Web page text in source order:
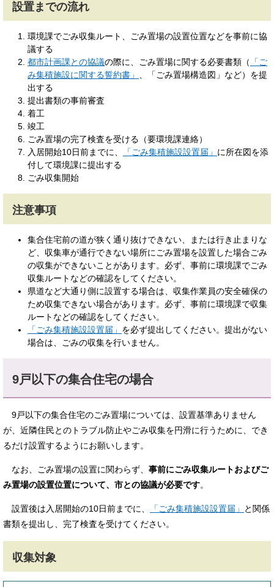
設置までの流れ
環境課でごみ収集ルート、ごみ置場の設置位置などを事前に協
議する
都市計画課との協議の際に、ごみ置場に関する必要書類（
「ご
み集積施設に関する誓約書」
、「ごみ置場構造図」など）を提
出する
提出書類の事前審査
着工
竣工
ごみ置場の完了検査を受ける（要環境課連絡）
入居開始10日前までに、
「ごみ集積施設設置届」 に所在図を添
付して環境課に提出する
ごみ収集開始
注意事項
集合住宅前の道が狭く通り抜けできない、または行き止まりな
ど、収集車が通行できない場所にごみ置場を設置した場合ごみ
の収集ができないことがあります。必ず、事前に環境課でごみ
収集ルートなどの確認をしてください。
県道など大通り側に設置する場合は、収集作業員の安全確保の
ため収集できない場合があります。必ず、事前に環境課で収集
ルートなどの確認をしてください。
「ごみ集積施設設置届」 を必ず提出してください。提出がない
場合は、ごみの収集を行いません。
9戸以下の集合住宅の場合
9戸以下の集合住宅のごみ置場については、設置基準ありません
が、近隣住民とのトラブル防止やごみ収集を円滑に行うために、でき
るだけ設置するようにお願いします。
なお、ごみ置場の設置に関わらず、 事前にごみ収集ルートおよびご
み置場の設置位置について、市との協議が必要です。
設置後は入居開始の10日前までに、 「ごみ集積施設設置届」
と関係
書類を提出し、完了検査を受けてください。
収集対象